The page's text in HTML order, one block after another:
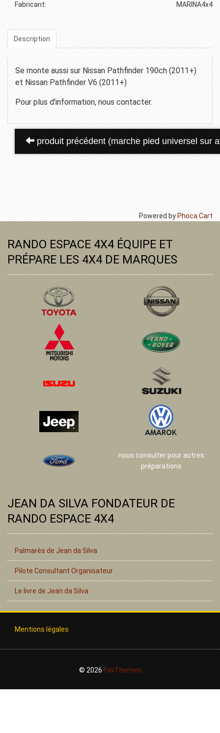
Fabricant: MARINA4x4
Description
Se monte aussi sur Nissan Pathfinder 190ch (2011+)
et Nissan Pathfinder V6 (2011+)
Pour plus d'information, nous contacter.
produit précédent (marche pied universel sur
Powered by Phoca Cart
RANDO ESPACE 4X4 ÉQUIPE ET
PRÉPARE LES 4X4 DE MARQUES
nous consulter pour autres
préparations
JEAN DA SILVA FONDATEUR DE
RANDO ESPACE 4X4
Palmarès de Jean da Silva
Pilote Consultant Organisateur
Le livre de Jean da Silva
Mentions légales
© 2026 FavThemes